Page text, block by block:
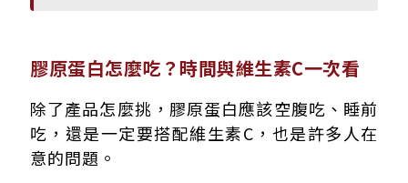
膠原蛋白怎麼吃？時間與維生素C一次看
除了產品怎麼挑，膠原蛋白應該空腹吃、睡前
吃，還是一定要搭配維生素C，也是許多人在
意的問題。